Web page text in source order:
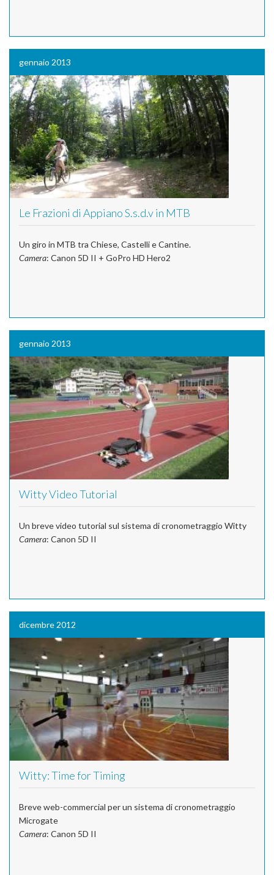
gennaio 2013
Le Frazioni di Appiano S.s.d.v in MTB
Un giro in MTB tra Chiese, Castelli e Cantine.
Camera: Canon 5D II + GoPro HD Hero2
gennaio 2013
Witty Video Tutorial
Un breve video tutorial sul sistema di cronometraggio Witty
Camera: Canon 5D II
dicembre 2012
Witty: Time for Timing
Breve web-commercial per un sistema di cronometraggio
Microgate
Camera: Canon 5D II